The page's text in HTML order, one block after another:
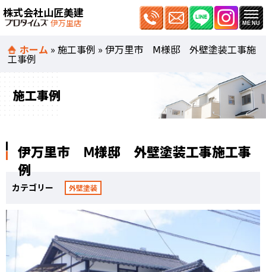
株式会社山匠美建
伊万里店
ホーム »施工事例 »伊万里市 Ⅿ様邸 外壁塗装工事施
工事例
施工事例
伊万里市 Ⅿ様邸 外壁塗装工事施工事
例
カテゴリー 外壁塗装